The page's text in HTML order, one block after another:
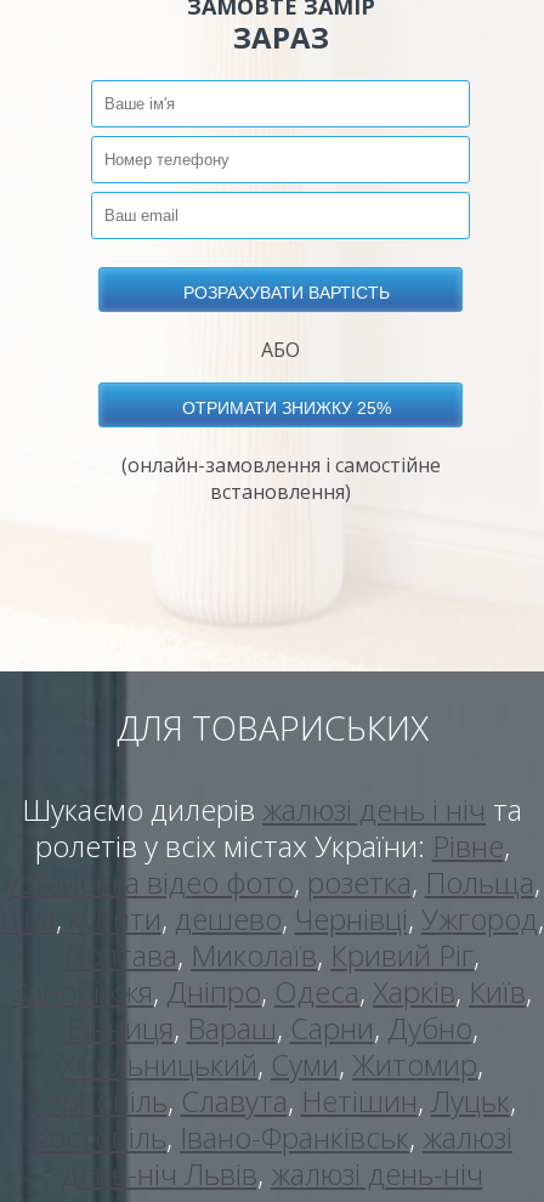
ЗАМОВТЕ ЗАМІР
ЗАРАЗ
АБО
(онлайн-замовлення і самостійне
встановлення)
ДЛЯ ТОВАРИСЬКИХ
Шукаємо дилерів жалюзі день і ніч та
ролетів у всіх містах України: Рівне,
установка відео фото, розетка, Польща,
, купити, дешево, Чернівці, Ужгород,
Полтава, Миколаїв, Кривий Ріг,
Запоріжжя, Дніпро, Одеса, Харків, Київ,
Вінниця, Вараш, Сарни, Дубно,
Хмельницький, Суми, Житомир,
Тернопіль, Славута, Нетішин, Луцьк,
Костопіль, Івано-Франківськ, жалюзі
день-ніч Львів, жалюзі день-ніч